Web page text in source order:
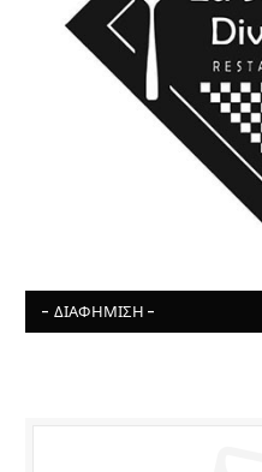
- ΔΙΑΦΉΜΙΣΗ -